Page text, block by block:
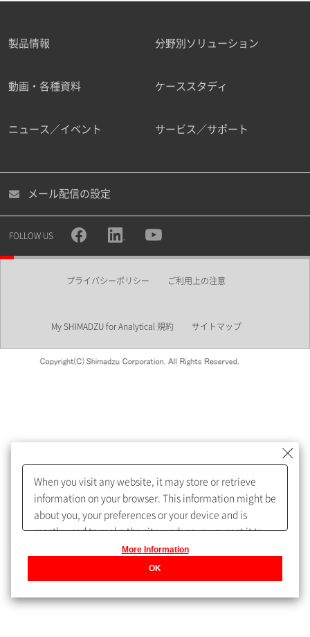
ご勤務先
職種
めします。
My SHIMADZU for Analyticalへ登録いただくと、技術情報や
取扱説明書・Webinarなどの閲覧ができます。
うになります。
登録された個人情報は、当社のプライバシーポリシーに記
載された目的のために使用されることがあります。
製品情報 分野別ソリューション
動画・各種資料 ケーススタディ
ニュース／イベント サービス／サポート
メール配信の設定
FOLLOW US
プライバシーポリシー ご利用上の注意
My SHIMADZU for Analytical 規約 サイトマップ
When you visit any website, it may store or retrieve
information on your browser. This information might be
about you, your preferences or your device and is
mostly used to make the site work as you expect it to.
The information does not usually directly identify you,
but it can give you a more personalized web
experience.Privacy Policy
More Information
OK